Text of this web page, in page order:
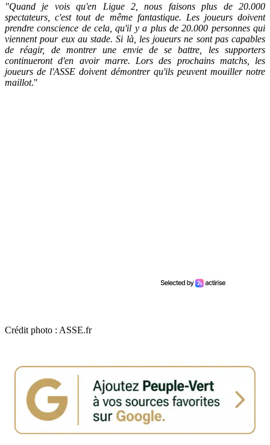
"Quand je vois qu'en Ligue 2, nous faisons plus de 20.000
spectateurs, c'est tout de même fantastique. Les joueurs doivent
prendre conscience de cela, qu'il y a plus de 20.000 personnes qui
viennent pour eux au stade. Si là, les joueurs ne sont pas capables
de réagir, de montrer une envie de se battre, les supporters
continueront d'en avoir marre. Lors des prochains matchs, les
joueurs de l'ASSE doivent démontrer qu'ils peuvent mouiller notre
maillot."
Crédit photo : ASSE.fr